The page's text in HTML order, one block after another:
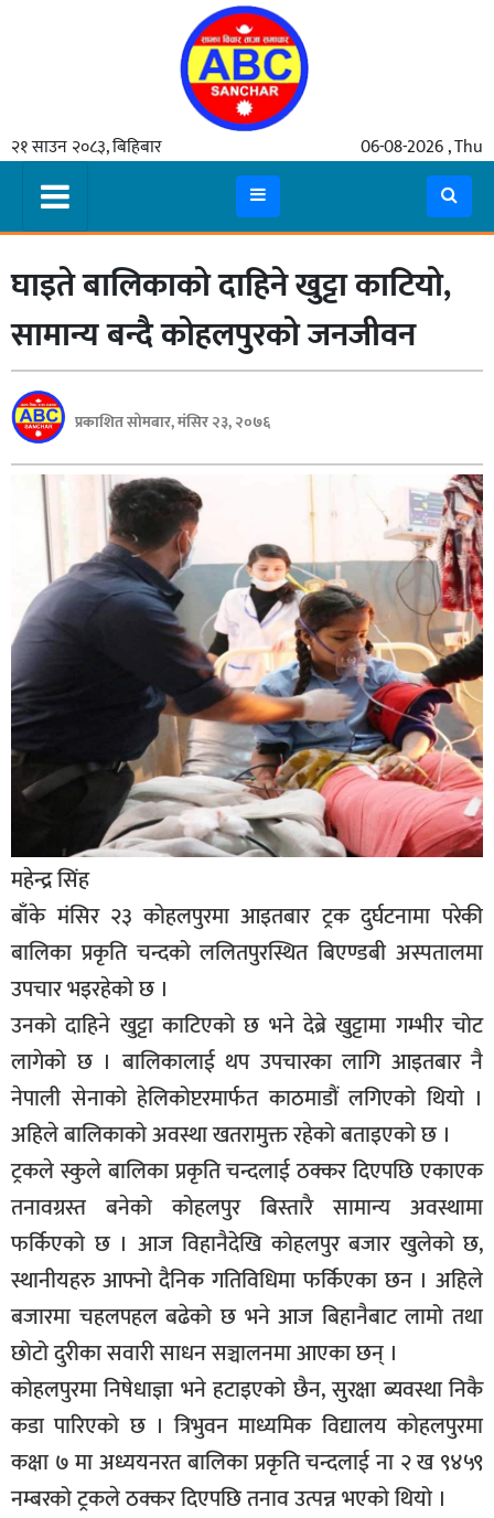
२१ साउन २०८३, बिहिबार 06-08-2026 , Thu
समाचार
मुख्य
समाचार
कुटनीती
अर्थ
रसरङ्ग
यौन/
स्वास्थ्य
भिडियो
बिशेष
भिडियो
पत्रपत्रिका
खेलकुद
बिश्व
अचम्म
दुनिया
कुराकानी
जीवनशैली
साहित्य
सूचना-
प्रवधि
घाइते बालिकाको दाहिने खुट्टा काटियो,
सामान्य बन्दै कोहलपुरको जनजीवन
प्रकाशित सोमबार, मंसिर २३, २०७६
महेन्द्र सिंह
बाँके मंसिर २३ कोहलपुरमा आइतबार ट्रक दुर्घटनामा परेकी
बालिका प्रकृति चन्दको ललितपुरस्थित बिएण्डबी अस्पतालमा
उपचार भइरहेको छ ।
उनको दाहिने खुट्टा काटिएको छ भने देब्रे खुट्टामा गम्भीर चोट
लागेको छ । बालिकालाई थप उपचारका लागि आइतबार नै
नेपाली सेनाको हेलिकोप्टरमार्फत काठमाडौं लगिएको थियो ।
अहिले बालिकाको अवस्था खतरामुक्त रहेको बताइएको छ ।
ट्रकले स्कुले बालिका प्रकृति चन्दलाई ठक्कर दिएपछि एकाएक
तनावग्रस्त बनेको कोहलपुर बिस्तारै सामान्य अवस्थामा
फर्किएको छ । आज विहानैदेखि कोहलपुर बजार खुलेको छ,
स्थानीयहरु आफ्नो दैनिक गतिविधिमा फर्किएका छन । अहिले
बजारमा चहलपहल बढेको छ भने आज बिहानैबाट लामो तथा
छोटो दुरीका सवारी साधन सञ्चालनमा आएका छन् ।
कोहलपुरमा निषेधाज्ञा भने हटाइएको छैन, सुरक्षा ब्यवस्था निकै
कडा पारिएको छ । त्रिभुवन माध्यमिक विद्यालय कोहलपुरमा
कक्षा ७ मा अध्ययनरत बालिका प्रकृति चन्दलाई ना २ ख ९४५९
नम्बरको ट्रकले ठक्कर दिएपछि तनाव उत्पन्न भएको थियो ।